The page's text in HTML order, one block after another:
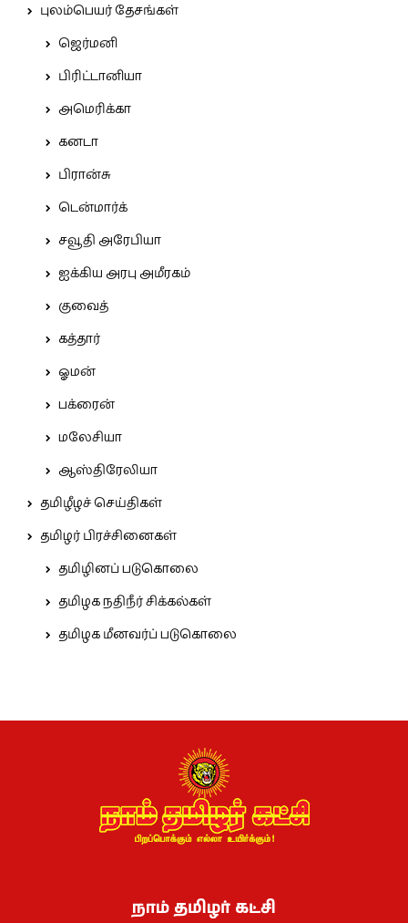
புலம்பெயர் தேசங்கள்
ஜெர்மனி
பிரிட்டானியா
அமெரிக்கா
கனடா
பிரான்சு
டென்மார்க்
சவூதி அரேபியா
ஐக்கிய அரபு அமீரகம்
குவைத்
கத்தார்
ஓமன்
பக்ரைன்
மலேசியா
ஆஸ்திரேலியா
தமிழீழச் செய்திகள்
தமிழர் பிரச்சினைகள்
தமிழினப் படுகொலை
தமிழக நதிநீர் சிக்கல்கள்
தமிழக மீனவர்ப் படுகொலை
நாம் தமிழர் கட்சி